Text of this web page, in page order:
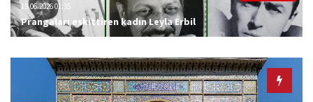
15.06.2026 01:35
Prangaları eskittiren kadın Leyla Erbil